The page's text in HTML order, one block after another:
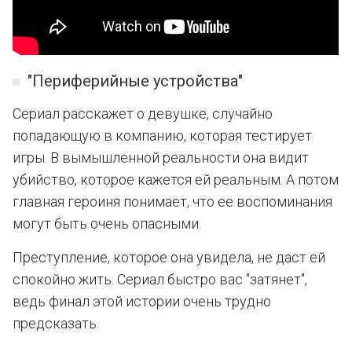
"Периферийные устройства"
Сериал расскажет о девушке, случайно
попадающую в компанию, которая тестирует
игры. В вымышленной реальности она видит
убийство, которое кажется ей реальным. А потом
главная героиня понимает, что ее воспоминания
могут быть очень опасными.
Преступление, которое она увидела, не даст ей
спокойно жить. Сериал быстро вас "затянет",
ведь финал этой истории очень трудно
предсказать.